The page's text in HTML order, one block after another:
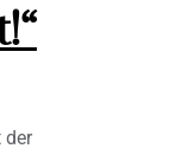
der